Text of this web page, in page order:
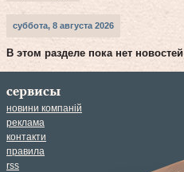
суббота, 8 августа 2026
В этом разделе пока нет новостей
сервисы
новини компаній
реклама
контакти
правила
rss